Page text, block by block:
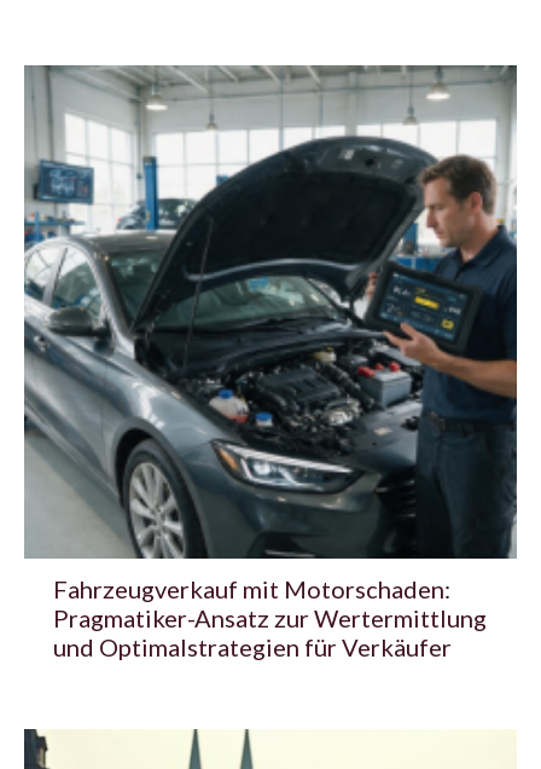
Fahrzeugverkauf mit Motorschaden:
Pragmatiker-Ansatz zur Wertermittlung
und Optimalstrategien für Verkäufer